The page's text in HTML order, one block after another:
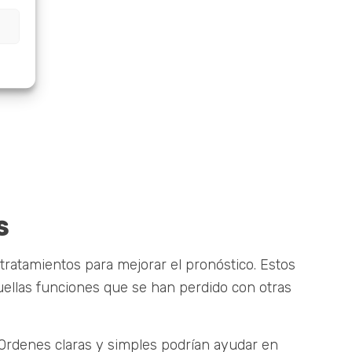
para mejorar el pronóstico. Estos
funciones que se han perdido con otras
claras y simples podrían ayudar en